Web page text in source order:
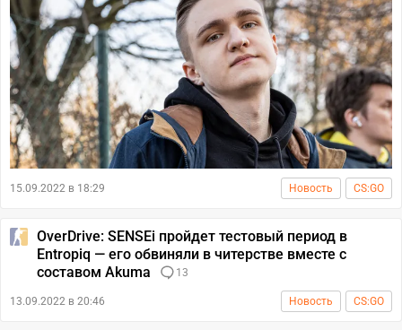
15.09.2022 в 18:29 Новость CS:GO
OverDrive: SENSEi пройдет тестовый период в
Entropiq — его обвиняли в читерстве вместе с
составом Akuma
13
13.09.2022 в 20:46 Новость CS:GO